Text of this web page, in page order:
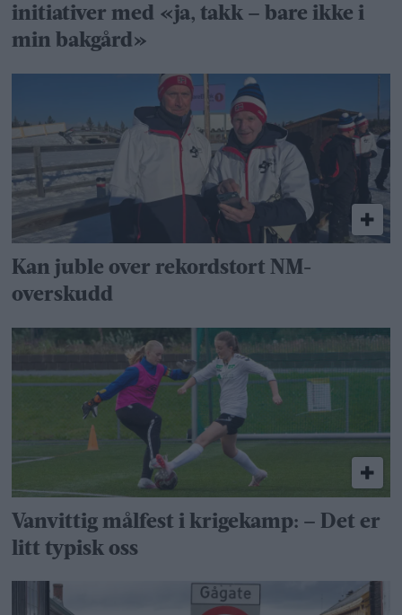
initiativer med «ja, takk – bare ikke i
min bakgård»
Kan juble over rekordstort NM-
overskudd
Vanvittig målfest i krigekamp: – Det er
litt typisk oss